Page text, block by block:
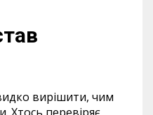
вирішити, чим